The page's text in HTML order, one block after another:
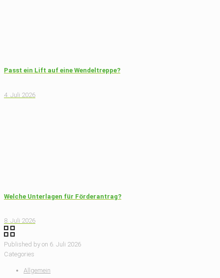
Passt ein Lift auf eine Wendeltreppe?
4. Juli 2026
Welche Unterlagen für Förderantrag?
8. Juli 2026
Published by on 6. Juli 2026
Categories
Allgemein